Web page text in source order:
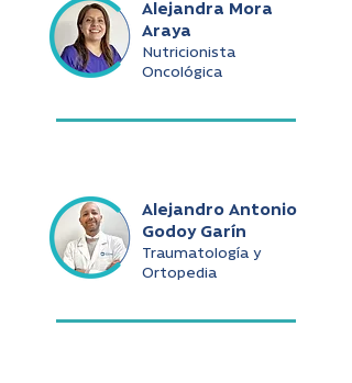
Alejandra Mora
Araya
Nutricionista
Oncológica
Alejandro Antonio
Godoy Garín
Traumatología y
Ortopedia